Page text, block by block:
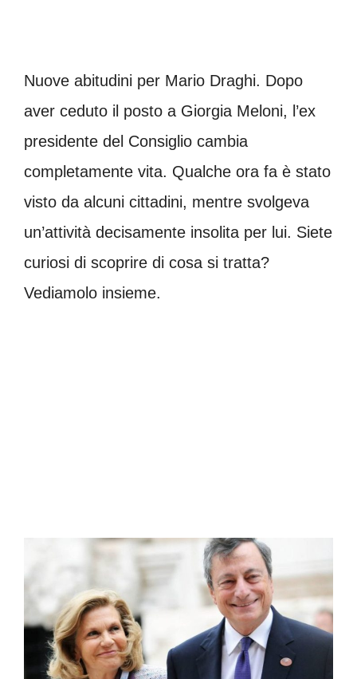
Nuove abitudini per Mario Draghi. Dopo
aver ceduto il posto a Giorgia Meloni, l’ex
presidente del Consiglio cambia
completamente vita. Qualche ora fa è stato
visto da alcuni cittadini, mentre svolgeva
un’attività decisamente insolita per lui. Siete
curiosi di scoprire di cosa si tratta?
Vediamolo insieme.